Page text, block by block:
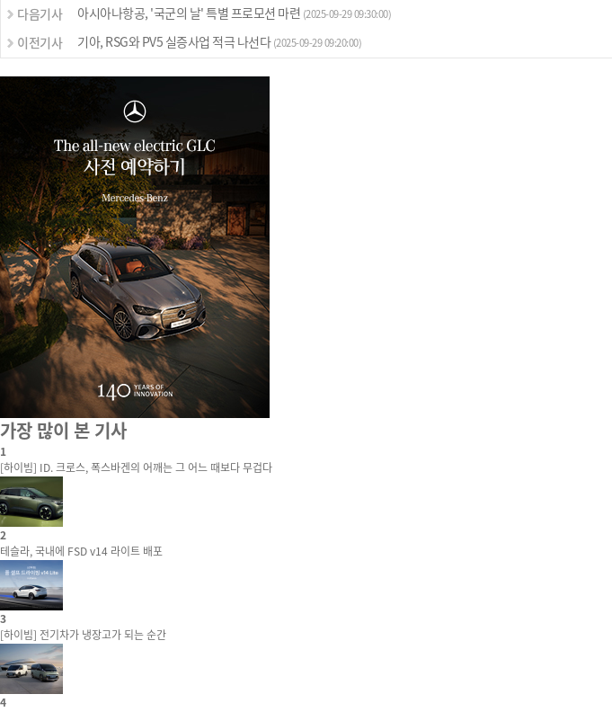
다음기사 아시아나항공, '국군의 날' 특별 프로모션 마련 (2025-09-29 09:30:00)
이전기사 기아, RSG와 PV5 실증사업 적극 나선다 (2025-09-29 09:20:00)
가장 많이 본 기사
1
[하이빔] ID. 크로스, 폭스바겐의 어깨는 그 어느 때보다 무겁다
2
테슬라, 국내에 FSD v14 라이트 배포
3
[하이빔] 전기차가 냉장고가 되는 순간
4